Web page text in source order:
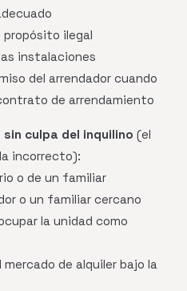
propósito ilegal
instalaciones
del arrendador cuando
de arrendamiento
culpa del inquilino (el
incorrecto):
o de un familiar
o un familiar cercano
la unidad como
de alquiler bajo la